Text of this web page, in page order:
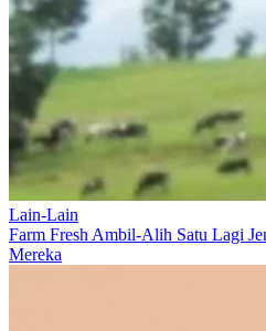
Lain-Lain
Farm Fresh Ambil-Alih Satu Lagi
Mereka